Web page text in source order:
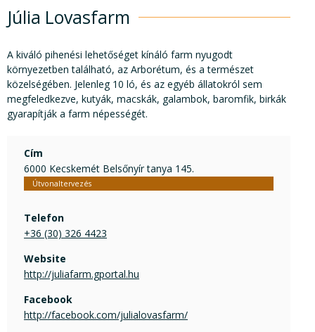
Júlia Lovasfarm
A kiváló pihenési lehetőséget kínáló farm nyugodt
környezetben található, az Arborétum, és a természet
közelségében. Jelenleg 10 ló, és az egyéb állatokról sem
megfeledkezve, kutyák, macskák, galambok, baromfik, birkák
gyarapítják a farm népességét.
Cím
6000 Kecskemét Belsőnyír tanya 145.
Útvonaltervezés
Telefon
+36 (30) 326 4423
Website
http://juliafarm.gportal.hu
Facebook
http://facebook.com/julialovasfarm/